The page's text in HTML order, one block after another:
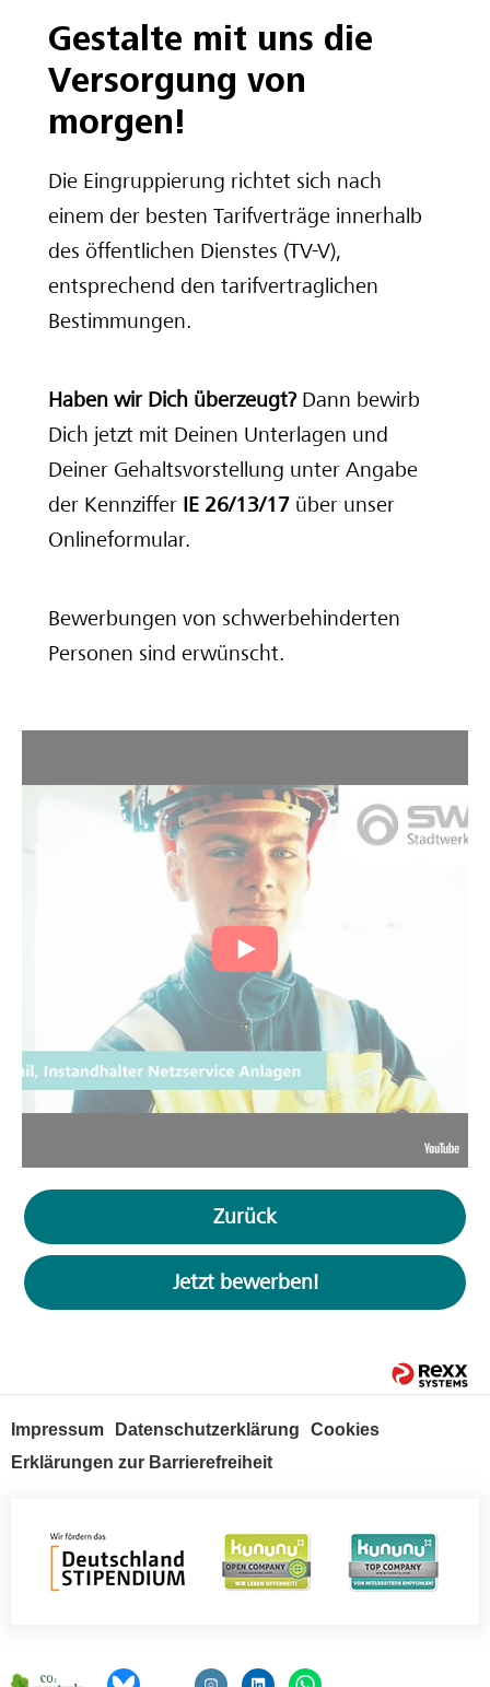
Gestalte mit uns die
Versorgung von
morgen!
Die Eingruppierung richtet sich nach
einem der besten Tarifverträge innerhalb
des öffentlichen Dienstes (TV-V),
entsprechend den tarifvertraglichen
Bestimmungen.
Haben wir Dich überzeugt?Dann bewirb
Dich jetzt mit Deinen Unterlagen und
Deiner Gehaltsvorstellung unter Angabe
der Kennziffer IE 26/13/17 über unser
Onlineformular.
Bewerbungen von schwerbehinderten
Personen sind erwünscht.
Zurück
Jetzt bewerben!
Impressum Datenschutzerklärung
Cookies
Erklärungen zur Barrierefreiheit